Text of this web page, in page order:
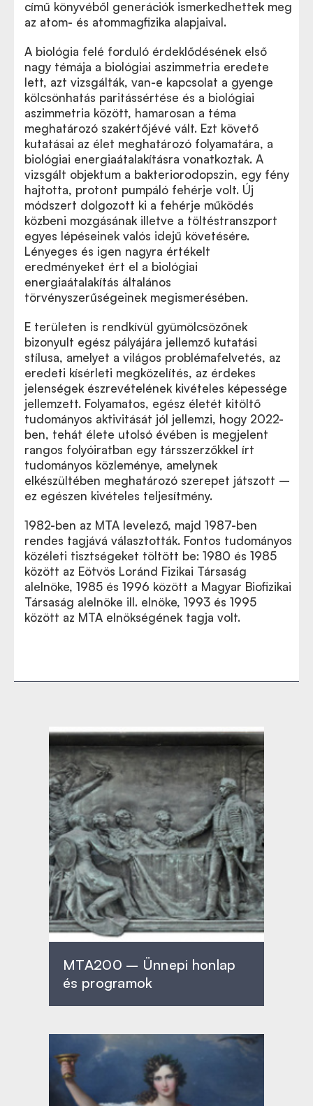
című könyvéből generációk ismerkedhettek meg
az atom- és atommagfizika alapjaival.
A biológia felé forduló érdeklődésének első
nagy témája a biológiai aszimmetria eredete
lett, azt vizsgálták, van-e kapcsolat a gyenge
kölcsönhatás paritássértése és a biológiai
aszimmetria között, hamarosan a téma
meghatározó szakértőjévé vált. Ezt követő
kutatásai az élet meghatározó folyamatára, a
biológiai energiaátalakításra vonatkoztak. A
vizsgált objektum a bakteriorodopszin, egy fény
hajtotta, protont pumpáló fehérje volt. Új
módszert dolgozott ki a fehérje működés
közbeni mozgásának illetve a töltéstranszport
egyes lépéseinek valós idejű követésére.
Lényeges és igen nagyra értékelt
eredményeket ért el a biológiai
energiaátalakítás általános
törvényszerűségeinek megismerésében.
E területen is rendkívül gyümölcsözőnek
bizonyult egész pályájára jellemző kutatási
stílusa, amelyet a világos problémafelvetés, az
eredeti kísérleti megközelítés, az érdekes
jelenségek észrevételének kivételes képessége
jellemzett. Folyamatos, egész életét kitöltő
tudományos aktivitását jól jellemzi, hogy 2022-
ben, tehát élete utolsó évében is megjelent
rangos folyóiratban egy társszerzőkkel írt
tudományos közleménye, amelynek
elkészültében meghatározó szerepet játszott –
ez egészen kivételes teljesítmény.
1982-ben az MTA levelező, majd 1987-ben
rendes tagjává választották. Fontos tudományos
közéleti tisztségeket töltött be: 1980 és 1985
között az Eötvös Loránd Fizikai Társaság
alelnöke, 1985 és 1996 között a Magyar Biofizikai
Társaság alelnöke ill. elnöke, 1993 és 1995
között az MTA elnökségének tagja volt.
MTA200 – Ünnepi honlap
és programok